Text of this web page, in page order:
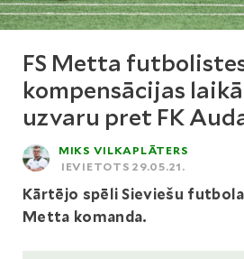
FS Metta
kompensācijas
uzvaru pret FK
MIKS VILKAPLĀTERS
IEVIETOTS 29.05.21.
Kārtējo spēli Sieviešu
Metta komanda.